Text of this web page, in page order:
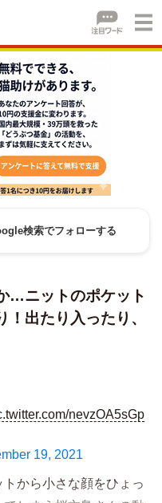
検索でフォローする
…ニットのポケット
出たり入ったり、
nevzOA5sGp
19, 2021
から小さな顔をひょっ